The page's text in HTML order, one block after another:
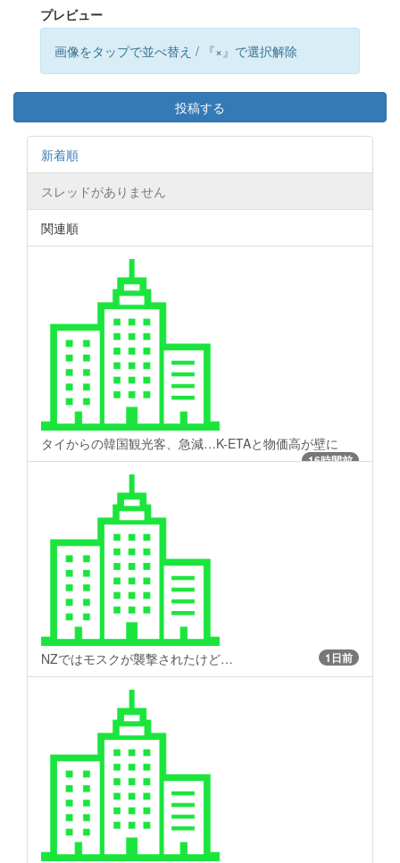
プレビュー
画像をタップで並べ替え / 『×』で選択解除
投稿する
新着順
スレッドがありません
関連順
タイからの韓国観光客、急減…K-ETAと物価高が壁に
16時間前
NZではモスクが襲撃されたけど… 1日前